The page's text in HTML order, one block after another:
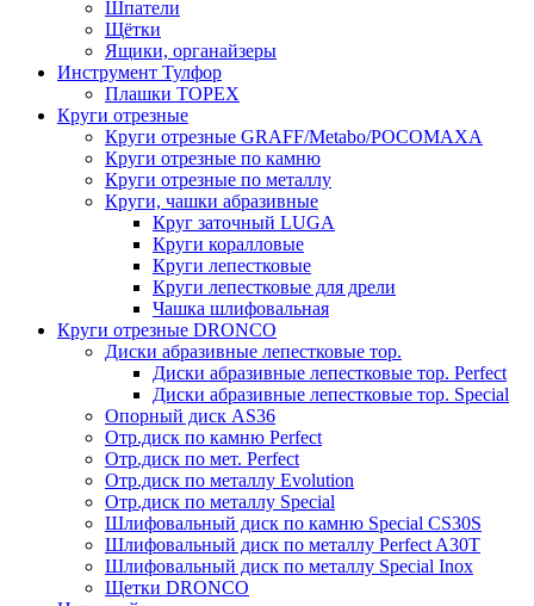
Шпатели
Щётки
Ящики, органайзеры
Инструмент Тулфор
Плашки ТОРЕХ
Круги отрезные
Круги отрезные GRAFF/Metabo/РОСОМАХА
Круги отрезные по камню
Круги отрезные по металлу
Круги, чашки абразивные
Круг заточный LUGA
Круги коралловые
Круги лепестковые
Круги лепестковые для дрели
Чашка шлифовальная
Круги отрезные DRONCO
Диски абразивные лепестковые тор.
Диски абразивные лепестковые тор. Perfect
Диски абразивные лепестковые тор. Speciаl
Опорный диск AS36
Отр.диск по камню Perfect
Отр.диск по мет. Perfect
Отр.диск по металлу Evolution
Отр.диск по металлу Special
Шлифовальный диск по камню Special CS30S
Шлифовальный диск по металлу Perfect A30T
Шлифовальный диск по металлу Special Inox
Щетки DRONCO